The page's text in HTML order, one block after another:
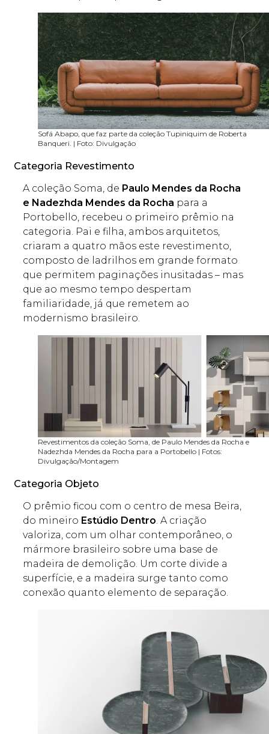
Sofá Abapo, que faz parte da coleção Tupiniquim de Roberta
Banqueri. | Foto: Divulgação
Categoria Revestimento
A coleção Soma, de Paulo Mendes da Rocha
e Nadezhda Mendes da Rocha para a
Portobello, recebeu o primeiro prêmio na
categoria. Pai e filha, ambos arquitetos,
criaram a quatro mãos este revestimento,
composto de ladrilhos em grande formato
que permitem paginações inusitadas – mas
que ao mesmo tempo despertam
familiaridade, já que remetem ao
modernismo brasileiro.
Revestimentos da coleção Soma, de Paulo Mendes da Rocha e
Nadezhda Mendes da Rocha para a Portobello | Fotos:
Divulgação/Montagem
Categoria Objeto
O prêmio ficou com o centro de mesa Beira,
do mineiro Estúdio Dentro . A criação
valoriza, com um olhar contemporâneo, o
mármore brasileiro sobre uma base de
madeira de demolição. Um corte divide a
superfície, e a madeira surge tanto como
conexão quanto elemento de separação.